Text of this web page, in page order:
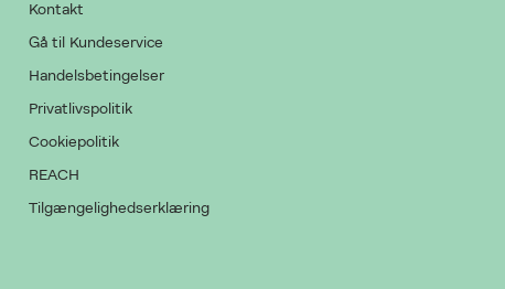
Kontakt
Gå til Kundeservice
Handelsbetingelser
Privatlivspolitik
Cookiepolitik
REACH
Tilgængelighedserklæring